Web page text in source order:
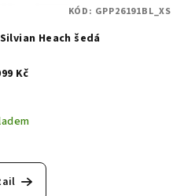
Heach šedá
Kč
KÓD: GPP26191BL_XS